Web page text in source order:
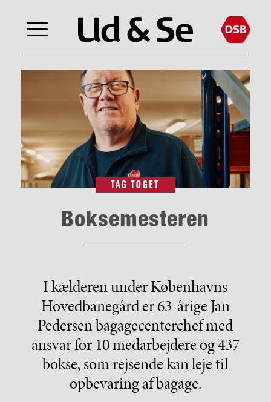
TAG TOGET
Boksemesteren
I kælderen under Københavns
Hovedbanegård er 63-årige Jan
Pedersen bagagecenterchef med
ansvar for 10 medarbejdere og 437
bokse, som rejsende kan leje til
opbevaring af bagage.